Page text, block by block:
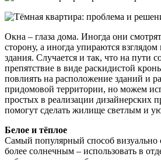
Окна – глаза дома. Иногда они
сторону, а иногда упираются взглядом
здания. Случается и так, что на пути
препятствие в виде раскидистой
повлиять на расположение зданий и
придомовой территории, но можем
простых в реализации дизайнерских
помогут сделать жилище светлым и
Белое и тёплое
Самый популярный способ визуально
более солнечным – использовать в